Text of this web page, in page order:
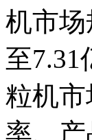
机市场
至7.31
粒机
率、